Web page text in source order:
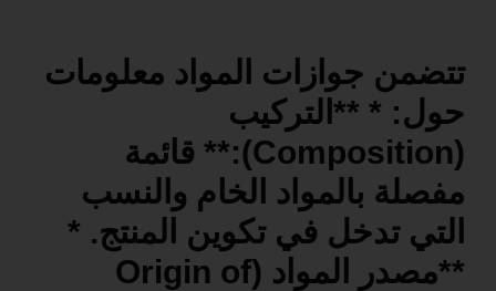
تتضمن جوازات المواد معلومات
حول: * **التركيب
(Composition):** قائمة
مفصلة بالمواد الخام والنسب
التي تدخل في تكوين المنتج. *
**مصدر المواد (Origin of